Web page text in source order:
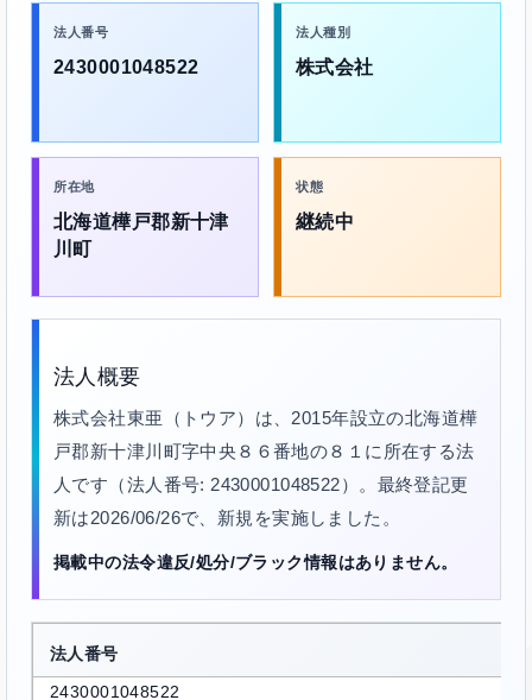
法人番号
2430001048522
法人種別
株式会社
所在地
北海道樺戸郡新十津
川町
状態
継続中
法人概要
株式会社東亜（トウア）は、2015年設立の北海道樺
戸郡新十津川町字中央８６番地の８１に所在する法
人です（法人番号: 2430001048522）。最終登記更
新は2026/06/26で、新規を実施しました。
掲載中の法令違反/処分/ブラック情報はありません。
法人番号
2430001048522